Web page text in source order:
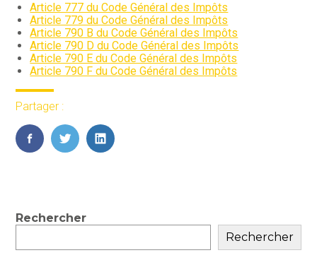
Article 777 du Code Général des Impôts
Article 779 du Code Général des Impôts
Article 790 B du Code Général des Impôts
Article 790 D du Code Général des Impôts
Article 790 E du Code Général des Impôts
Article 790 F du Code Général des Impôts
Partager :
FaceBook
TwitterLinkedIn
Blog
Rechercher
Rechercher